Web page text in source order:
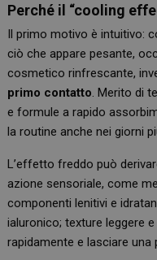
Perché il “cooling
Il primo motivo è intuitivo:
ciò che appare pesante,
cosmetico rinfrescante,
primo contatto. Merito di
e formule a rapido
la routine anche nei giorni
L’effetto freddo può
azione sensoriale, come
componenti lenitivi e
ialuronico; texture leggere
rapidamente e lasciare